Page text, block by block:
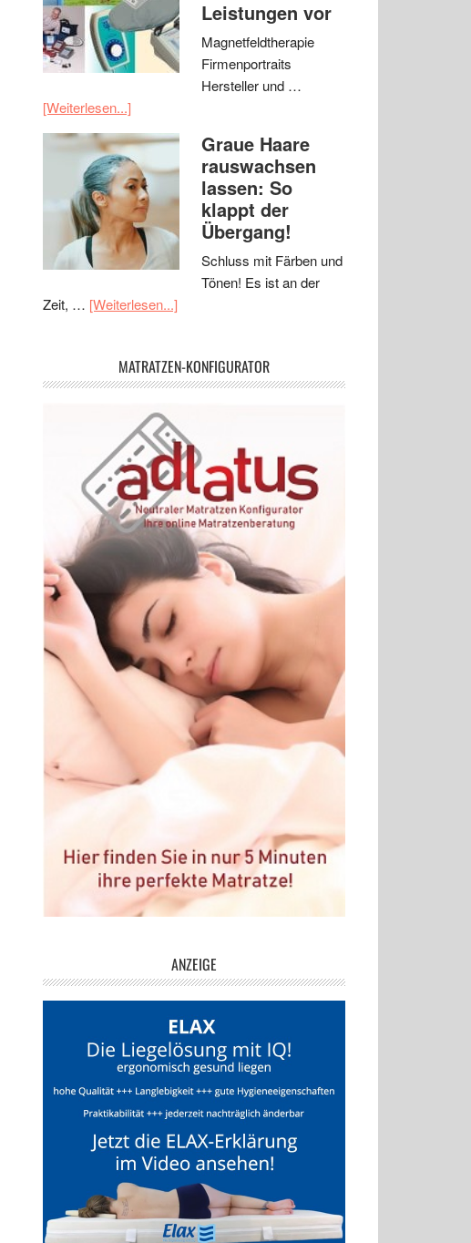
Leistungen vor
Magnetfeldtherapie
Firmenportraits
Hersteller und …
[Weiterlesen...]
Graue Haare
rauswachsen
lassen: So
klappt der
Übergang!
Schluss mit Färben und
Tönen! Es ist an der
Zeit, … [Weiterlesen...]
MATRATZEN-KONFIGURATOR
ANZEIGE